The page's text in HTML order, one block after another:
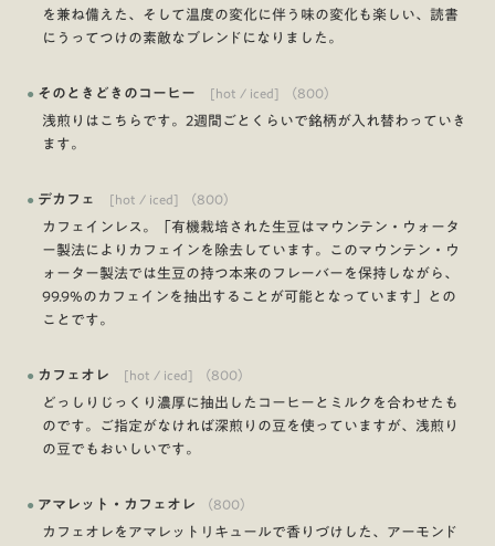
を兼ね備えた、そして温度の変化に伴う味の変化も楽しい、読書
にうってつけの素敵なブレンドになりました。
● そのときどきのコーヒー [hot / iced] （800）
浅煎りはこちらです。2週間ごとくらいで銘柄が入れ替わっていき
ます。
● デカフェ [hot / iced] （800）
カフェインレス。「有機栽培された生豆はマウンテン・ウォータ
ー製法によりカフェインを除去しています。このマウンテン・ウ
ォーター製法では生豆の持つ本来のフレーバーを保持しながら、
99.9%のカフェインを抽出することが可能となっています」との
ことです。
● カフェオレ [hot / iced] （800）
どっしりじっくり濃厚に抽出したコーヒーとミルクを合わせたも
のです。ご指定がなければ深煎りの豆を使っていますが、浅煎り
の豆でもおいしいです。
● アマレット・カフェオレ （800）
カフェオレをアマレットリキュールで香りづけした、アーモンド